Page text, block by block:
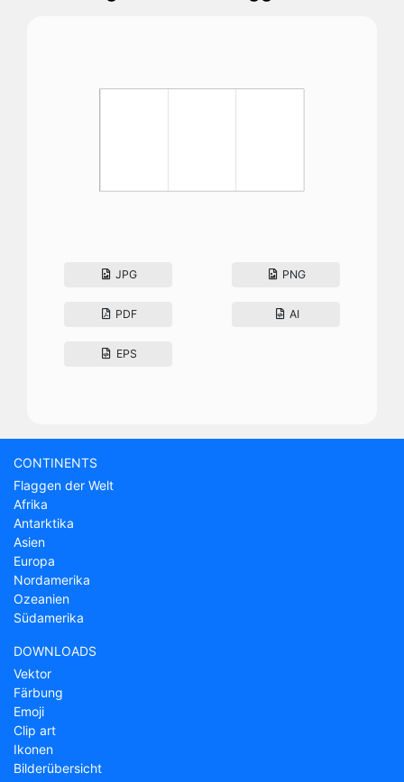
JPG PNG
PDF AI
EPS
CONTINENTS
Flaggen der Welt
Afrika
Antarktika
Asien
Europa
Nordamerika
Ozeanien
Südamerika
DOWNLOADS
Vektor
Färbung
Emoji
Clip art
Ikonen
Bilderübersicht